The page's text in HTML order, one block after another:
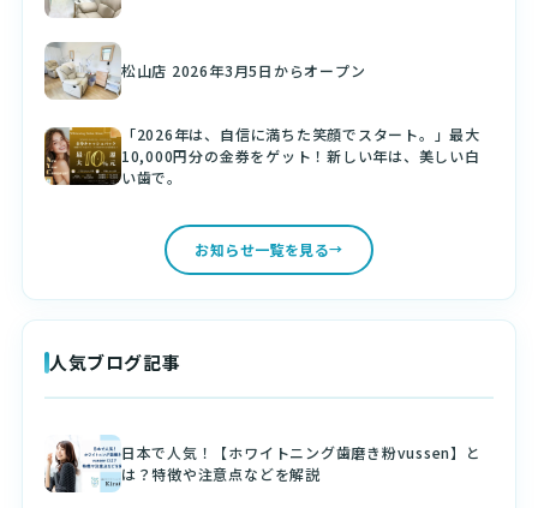
松山店 2026年3月5日からオープン
「2026年は、自信に満ちた笑顔でスタート。」最大
10,000円分の金券をゲット！新しい年は、美しい白
い歯で。
お知らせ一覧を見る
人気ブログ記事
日本で人気！【ホワイトニング歯磨き粉vussen】と
は？特徴や注意点などを解説